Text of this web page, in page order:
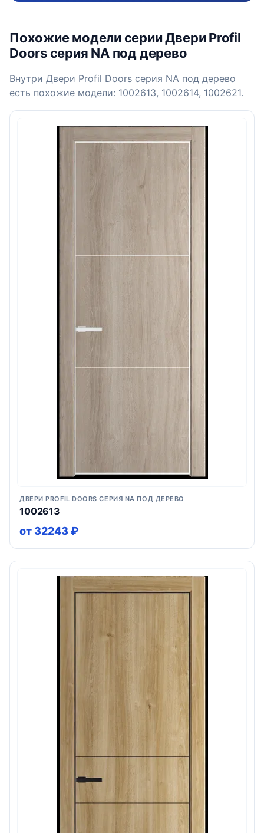
Похожие модели серии Двери Profil
Doors серия NA под дерево
Внутри Двери Profil Doors серия NA под дерево
есть похожие модели: 1002613, 1002614, 1002621.
ДВЕРИ PROFIL DOORS СЕРИЯ NA ПОД ДЕРЕВО
1002613
от 32243 ₽